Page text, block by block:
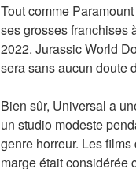
Tout comme
ses grosses franchises
2022. Jurassic World
sera sans aucun doute
Bien sûr, Universal a
un studio modeste
genre horreur. Les
marge était considérée